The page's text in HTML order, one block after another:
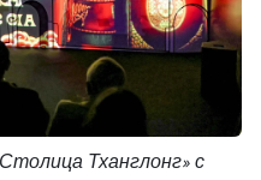
Тханглонг» с